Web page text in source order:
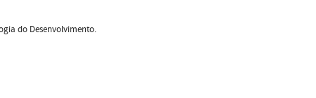
do Desenvolvimento.